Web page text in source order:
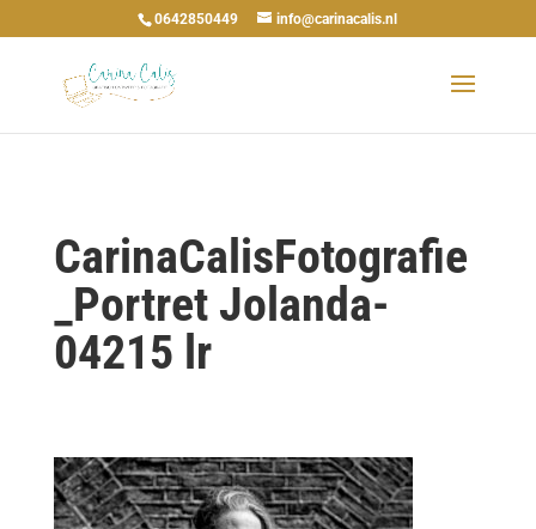
0642850449 info@carinacalis.nl
CarinaCalisFotografie
_Portret Jolanda-
04215 lr